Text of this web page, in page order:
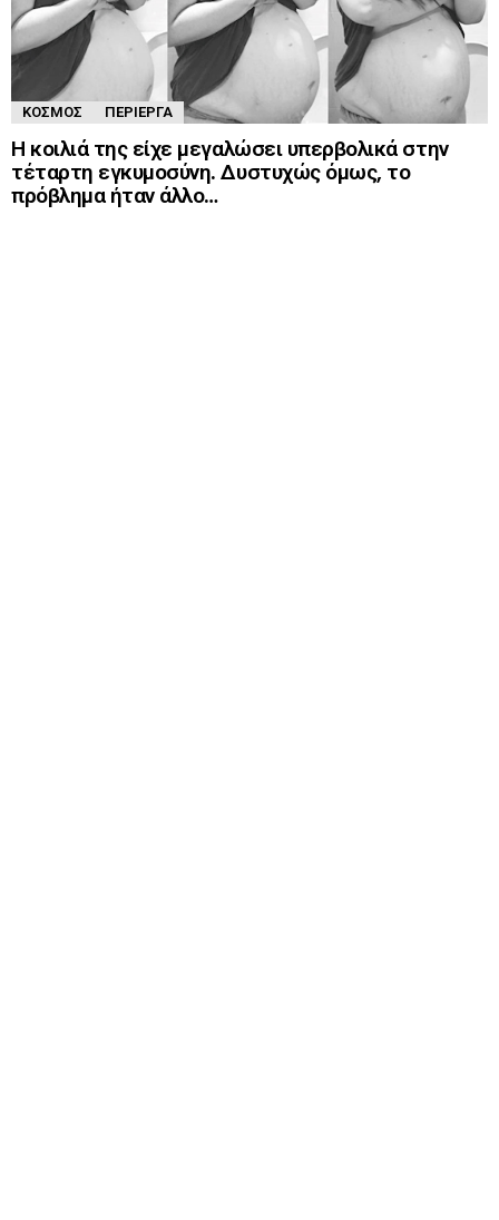
ΚΌΣΜΟΣ ΠΕΡΊΕΡΓΑ
Η κοιλιά της είχε μεγαλώσει υπερβολικά στην
τέταρτη εγκυμοσύνη. Δυστυχώς όμως, το
πρόβλημα ήταν άλλο…